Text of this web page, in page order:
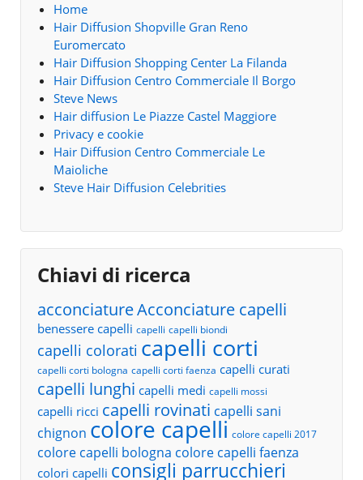
Home
Hair Diffusion Shopville Gran Reno
Euromercato
Hair Diffusion Shopping Center La Filanda
Hair Diffusion Centro Commerciale Il Borgo
Steve News
Hair diffusion Le Piazze Castel Maggiore
Privacy e cookie
Hair Diffusion Centro Commerciale Le
Maioliche
Steve Hair Diffusion Celebrities
Chiavi di ricerca
acconciatureAcconciature capelli
benessere capelli capelli capelli biondi
capelli colorati capelli corti
capelli corti bologna capelli corti faenza capelli curati
capelli lunghi capelli medi capelli mossi
capelli ricci capelli rovinati capelli sani
chignon colore capelli colore capelli 2017
colore capelli bologna colore capelli faenza
colori capelli consigli parrucchieri